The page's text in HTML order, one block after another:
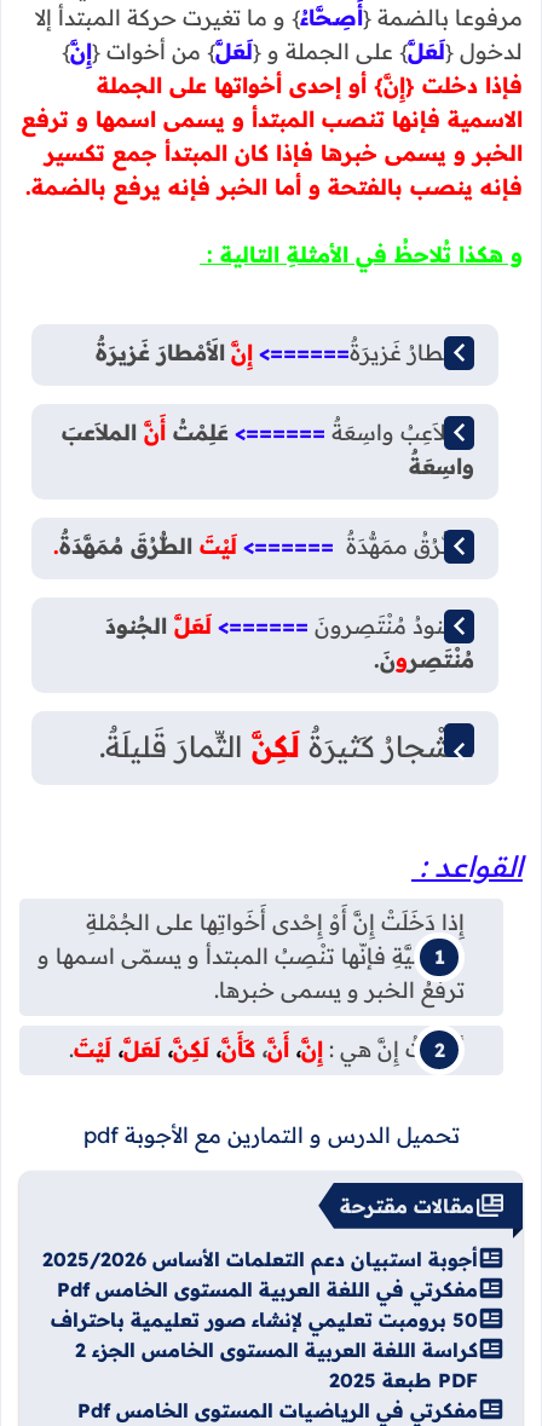
مرفوعا بالضمة {أَصِحَّاءُ} و ما تغيرت حركة المبتدأ إلا
لدخول {لَعَلَّ} على الجملة و {لَعَلَّ} من أخوات {إِنَّ}
فإذا دخلت {إِنَّ} أو إحدى أخواتها على الجملة
الاسمية فإنها تنصب المبتدأ و يسمى اسمها و ترفع
الخبر و يسمى خبرها فإذا كان المبتدأ جمع تكسير
فإنه ينصب بالفتحة و أما الخبر فإنه يرفع بالضمة.
و هكذا تُلاحظُ في الأمثلةِ التالية :
الأَمْطارُ غَزيرَةٌ======> إِنَّ الأَمْطارَ غَزيرَةٌ
المَلاَعِبُ واسِعَةٌ ======> عَلِمْتُ أَنَّ الملاَعبَ
واسِعَةٌ
الطُّرُقُ ممَهُّدَةٌ ======> لَيْتَ الطُّرُقَ مُمَهَّدَةٌ.
الجُنودُ مُنْتَصِرونَ ======> لَعَلَّ الجُنودَ
مُنْتَصِرونَ.
الأَشْجارُ كَثيرَةٌ لَكِنَّ الثِّمارَ قَليلَةٌ.
القواعد :
إِذا دَخَلَتْ إِنَّ أَوْ إِحْدى أَخَواتِها على الجُمْلةِ
الاسميَّةِ فإنّها تنْصِبُ المبتدأ و يسمّى اسمها و
ترفعُ الخبر و يسمى خبرها.
أخَواتُ إِنَّ هي : إِنَّ، أَنَّ، كَأَنَّ، لَكِنَّ، لَعَلَّ، لَيْتَ.
تحميل الدرس و التمارين مع الأجوبة pdf
مقالات مقترحة
أجوبة استبيان دعم التعلمات الأساس 2025/2026
مفكرتي في اللغة العربية المستوى الخامس Pdf
50 برومبت تعليمي لإنشاء صور تعليمية باحتراف
كراسة اللغة العربية المستوى الخامس الجزء 2
PDF طبعة 2025
مفكرتي في الرياضيات المستوى الخامس Pdf